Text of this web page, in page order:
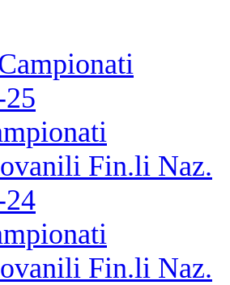
Fin.li Naz.
24
Fin.li Naz.